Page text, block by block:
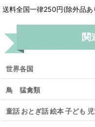
送料全国一律250円(除外品あ
関
世界各国
鳥 猛禽類
童話 おとぎ話 絵本 子ども